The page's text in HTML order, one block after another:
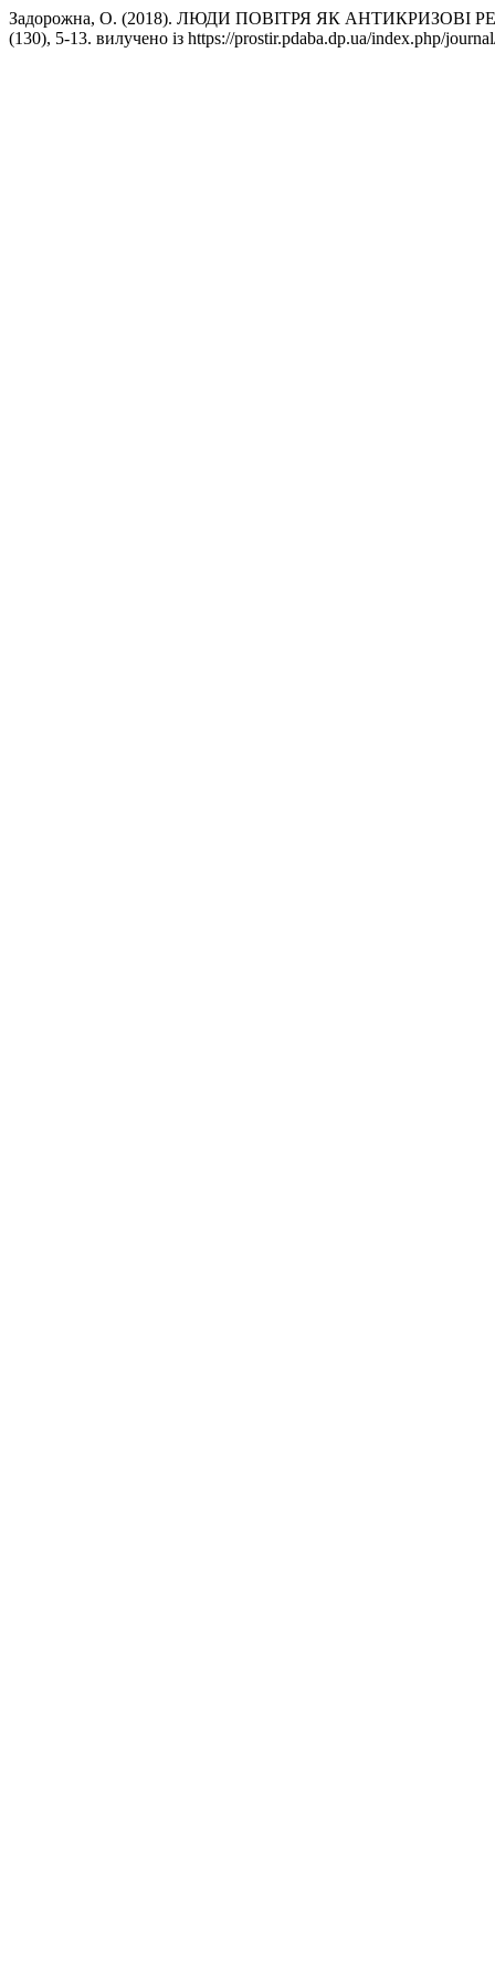
Задорожна, О. (2018). ЛЮДИ ПОВІТРЯ ЯК
(130), 5-13. вилучено із https://prostir.pdaba.dp.ua/index.php/